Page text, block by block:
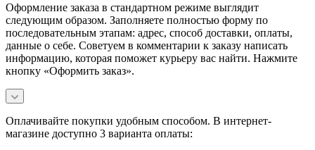
Оформление заказа в стандартном режиме выглядит
следующим образом. Заполняете полностью форму по
последовательным этапам: адрес, способ доставки, оплаты,
данные о себе. Советуем в комментарии к заказу написать
информацию, которая поможет курьеру вас найти. Нажмите
кнопку «Оформить заказ».
Оплачивайте покупки удобным способом. В интернет-
магазине доступно 3 варианта оплаты: